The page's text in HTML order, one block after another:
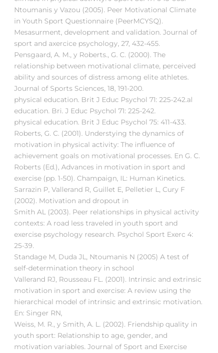
Ntoumanis y Vazou (2005). Peer Motivational Climate
in Youth Sport Questionnaire (PeerMCYSQ).
Mesasurment, development and validation. Journal of
sport and axercice psychology, 27, 432-455.
Pensgaard, A. M., y Roberts., G. C. (2000). The
relationship between motivational climate, perceived
ability and sources of distress among elite athletes.
Journal of Sports Sciences, 18, 191-200.
physical education. Brit J Educ Psychol 71: 225-242.al
education. Bri. J Educ Psychol 71: 225-242.
physical education. Brit J Educ Psychol 75: 411-433.
Roberts, G. C. (2001). Understying the dynamics of
motivation in physical activity: The influence of
achievement goals on motivational processes. En G. C.
Roberts (Ed.), Advances in motivation in sport and
exercise (pp. 1-50). Champaign, IL: Human Kinetics.
Sarrazin P, Vallerand R, Guillet E, Pelletier L, Cury F
(2002). Motivation and dropout in
Smith AL (2003). Peer relationships in physical activity
contexts: A road less traveled in youth sport and
exercise psychology research. Psychol Sport Exerc 4:
25-39.
Standage M, Duda JL, Ntoumanis N (2005) A test of
self-determination theory in school
Vallerand RJ, Rousseau FL. (2001). Intrinsic and extrinsic
motivation in sport and exercise: A review using the
hierarchical model of intrinsic and extrinsic motivation.
En: Singer RN,
Weiss, M. R., y Smith, A. L. (2002). Friendship quality in
youth sport: Relationship to age, gender, and
motivation variables. Journal of Sport and Exercise